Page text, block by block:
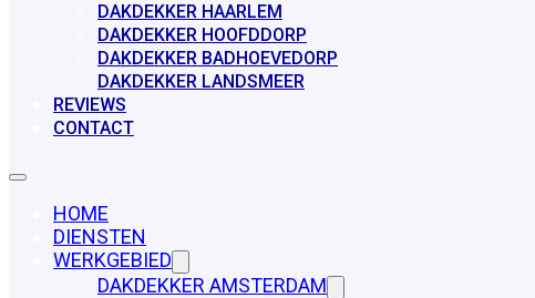
DAKDEKKER HAARLEM
DAKDEKKER HOOFDDORP
DAKDEKKER BADHOEVEDORP
DAKDEKKER LANDSMEER
REVIEWS
CONTACT
HOME
DIENSTEN
WERKGEBIED
DAKDEKKER AMSTERDAM